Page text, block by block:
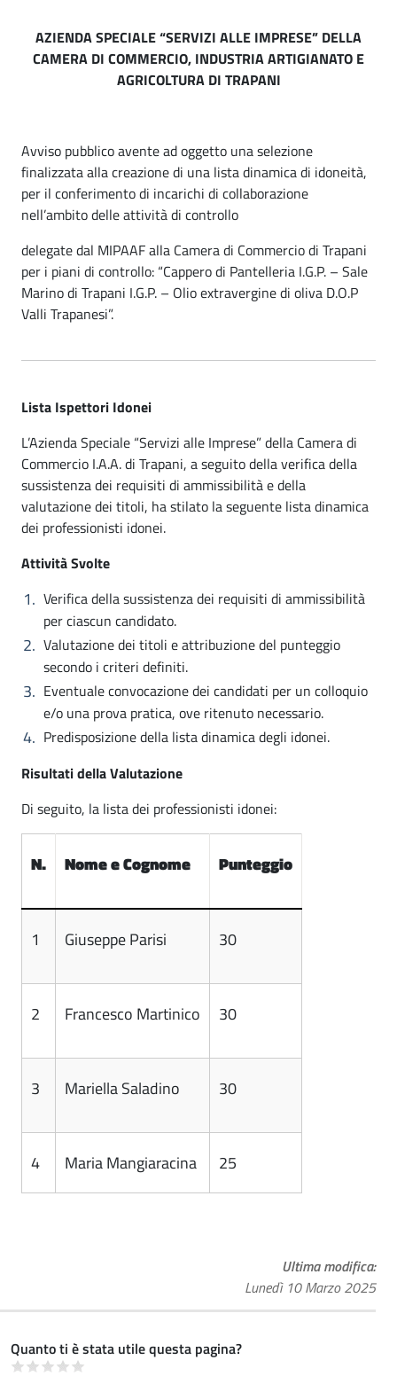
AZIENDA SPECIALE “SERVIZI ALLE IMPRESE” DELLA
CAMERA DI COMMERCIO, INDUSTRIA ARTIGIANATO E
AGRICOLTURA DI TRAPANI
Avviso pubblico avente ad oggetto una selezione
finalizzata alla creazione di una lista dinamica di idoneità,
per il conferimento di incarichi di collaborazione
nell’ambito delle attività di controllo
delegate dal MIPAAF alla Camera di Commercio di Trapani
per i piani di controllo: “Cappero di Pantelleria I.G.P. – Sale
Marino di Trapani I.G.P. – Olio extravergine di oliva D.O.P
Valli Trapanesi”.
Lista Ispettori Idonei
L’Azienda Speciale “Servizi alle Imprese” della Camera di
Commercio I.A.A. di Trapani, a seguito della verifica della
sussistenza dei requisiti di ammissibilità e della
valutazione dei titoli, ha stilato la seguente lista dinamica
dei professionisti idonei.
Attività Svolte
Verifica della sussistenza dei requisiti di ammissibilità
per ciascun candidato.
Valutazione dei titoli e attribuzione del punteggio
secondo i criteri definiti.
Eventuale convocazione dei candidati per un colloquio
e/o una prova pratica, ove ritenuto necessario.
Predisposizione della lista dinamica degli idonei.
Risultati della Valutazione
Di seguito, la lista dei professionisti idonei:
N. Nome e Cognome Punteggio
1 Giuseppe Parisi 30
2 Francesco Martinico 30
3 Mariella Saladino 30
4 Maria Mangiaracina 25
Ultima modifica
Lunedì 10 Marzo 2025
Quanto ti è stata utile questa pagina?